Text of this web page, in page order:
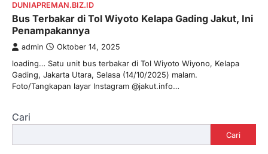
DUNIAPREMAN.BIZ.ID
Bus Terbakar di Tol Wiyoto Kelapa Gading Jakut, Ini
Penampakannya
admin Oktober 14, 2025
loading… Satu unit bus terbakar di Tol Wiyoto Wiyono, Kelapa
Gading, Jakarta Utara, Selasa (14/10/2025) malam.
Foto/Tangkapan layar Instagram @jakut.info…
Cari
Cari